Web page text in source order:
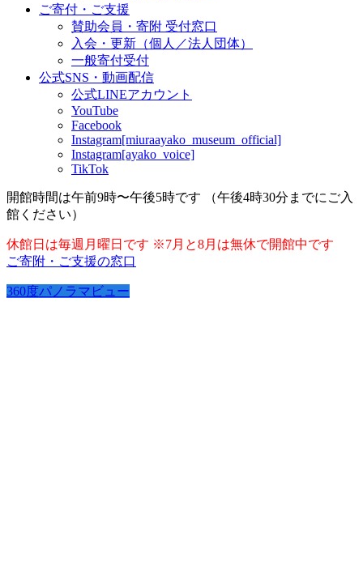
ご寄付・ご支援
賛助会員・寄附 受付窓口
入会・更新（個人／法人団体）
一般寄付受付
公式SNS・動画配信
公式LINEアカウント
YouTube
Facebook
Instagram[miuraayako_museum_official]
Instagram[ayako_voice]
TikTok
開館時間は午前9時〜午後5時です （午後4時30分までにご入
館ください）
休館日は毎週月曜日です ※7月と8月は無休で開館中です
ご寄附・ご支援の窓口
360度パノラマビュー